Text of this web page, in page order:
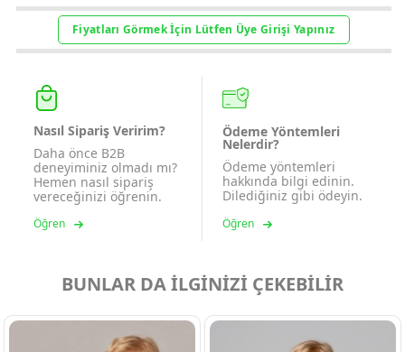
Fiyatları Görmek İçin Lütfen Üye Girişi Yapınız
Nasıl Sipariş Veririm?
Daha önce B2B
deneyiminiz olmadı mı?
Hemen nasıl sipariş
vereceğinizi öğrenin.
Öğren
Ödeme Yöntemleri
Nelerdir?
Ödeme yöntemleri
hakkında bilgi edinin.
Dilediğiniz gibi ödeyin.
Öğren
BUNLAR DA İLGİNİZİ ÇEKEBİLİR